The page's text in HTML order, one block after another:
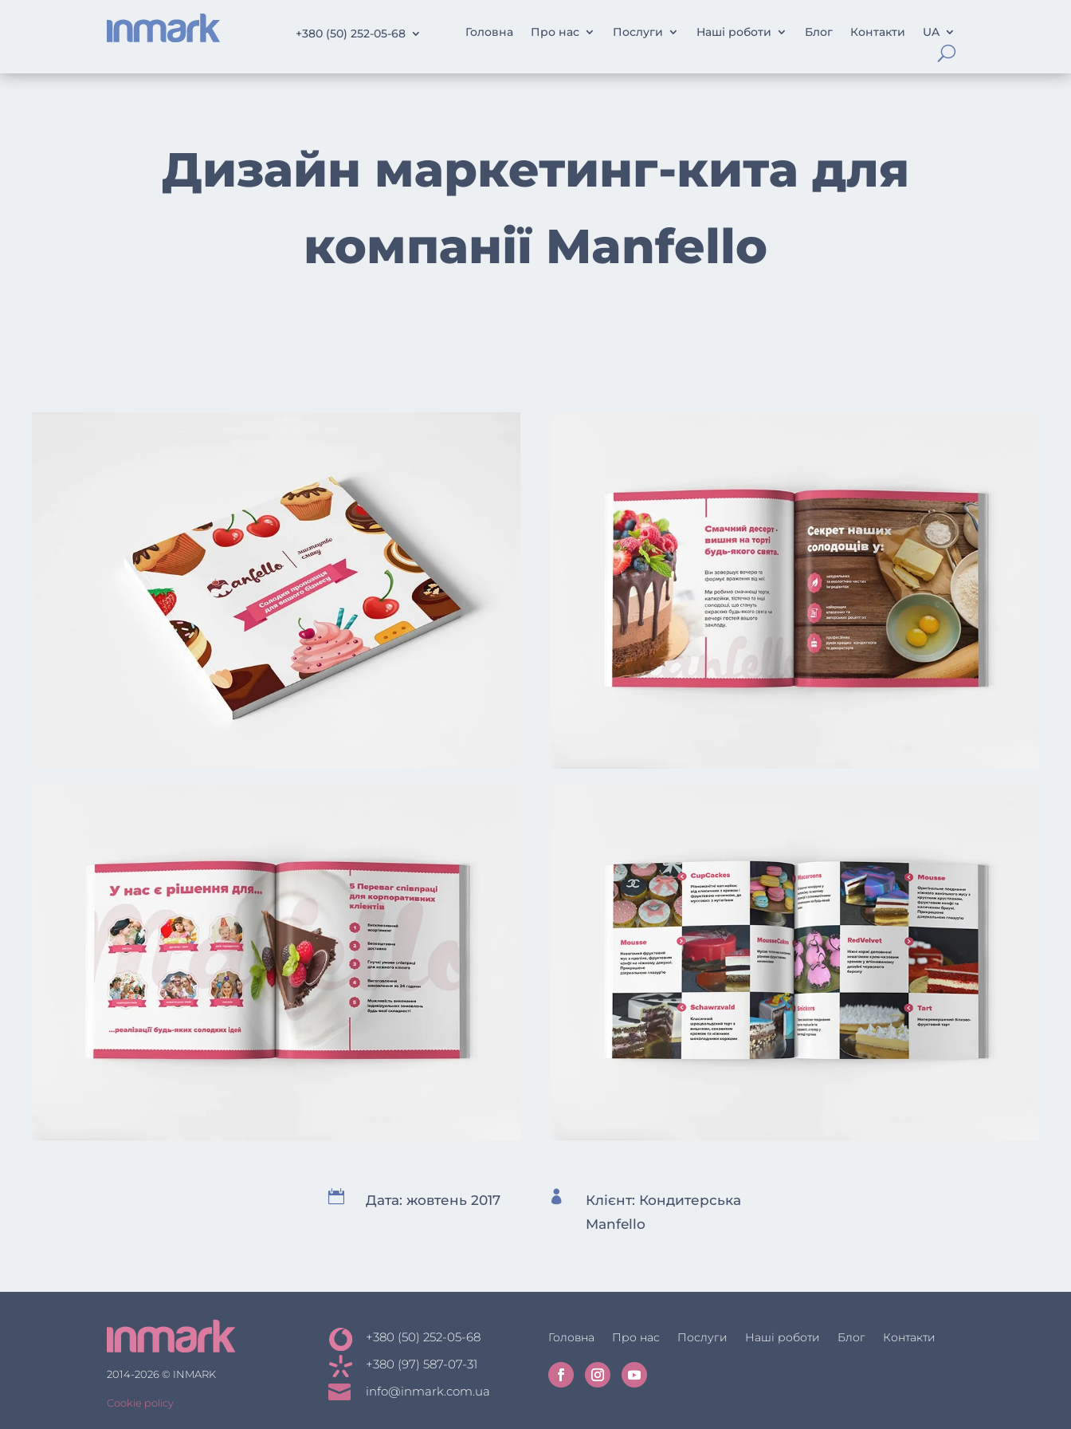
+380 (50) 252-05-68 Головна Про нас Послуги Наші роботи Блог Контакти UA
Дизайн маркетинг-кита для
компанії Manfello
 Дата: жовтень 2017 
Клієнт: Кондитерська
Manfello
2014-2026 © INMARK
Cookie policy
+380 (50) 252-05-68
+380 (97) 587-07-31
 info@inmark.com.ua
Головна Про нас Послуги Наші роботи Блог Контакти